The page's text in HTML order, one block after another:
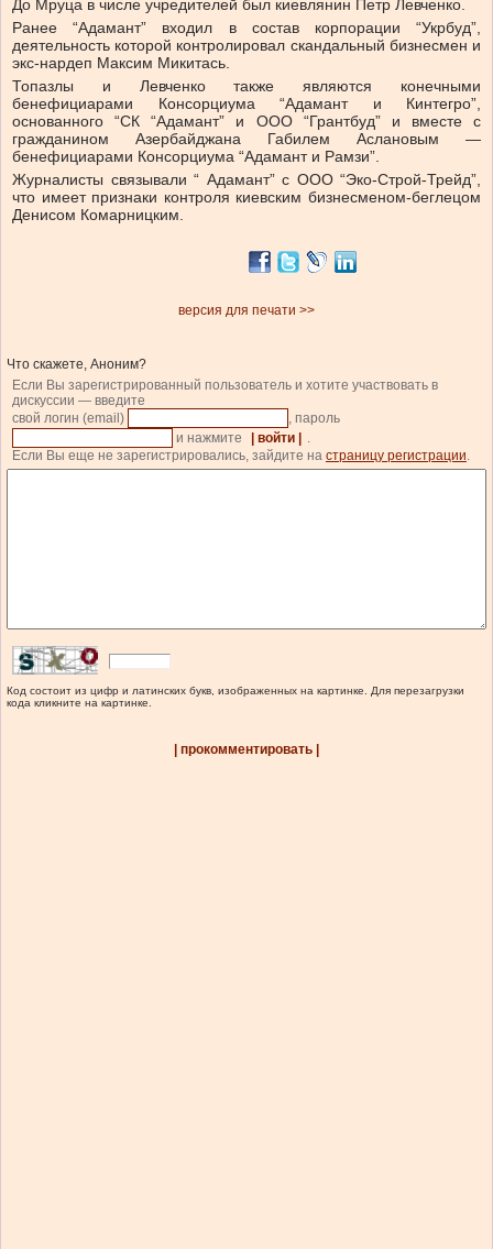
До Мруца в числе учредителей был киевлянин Петр Левченко.
Ранее “Адамант” входил в состав корпорации “Укрбуд”,
деятельность которой контролировал скандальный бизнесмен и
экс-нардеп Максим Микитась.
Топазлы и Левченко также являются конечными
бенефициарами Консорциума “Адамант и Кинтегро”,
основанного “СК “Адамант” и ООО “Грантбуд” и вместе с
гражданином Азербайджана Габилем Аслановым —
бенефициарами Консорциума “Адамант и Рамзи”.
Журналисты связывали “ Адамант” с ООО “Эко-Строй-Трейд”,
что имеет признаки контроля киевским бизнесменом-беглецом
Денисом Комарницким.
версия для печати >>
Что скажете, Аноним?
Если Вы зарегистрированный пользователь и хотите участвовать в
дискуссии — введите
свой логин (email)
, пароль
и нажмите
| войти |
.
Если Вы еще не зарегистрировались, зайдите на страницу регистрации.
Код состоит из цифр и латинских букв, изображенных на картинке. Для перезагрузки
кода кликните на картинке.
| прокомментировать |